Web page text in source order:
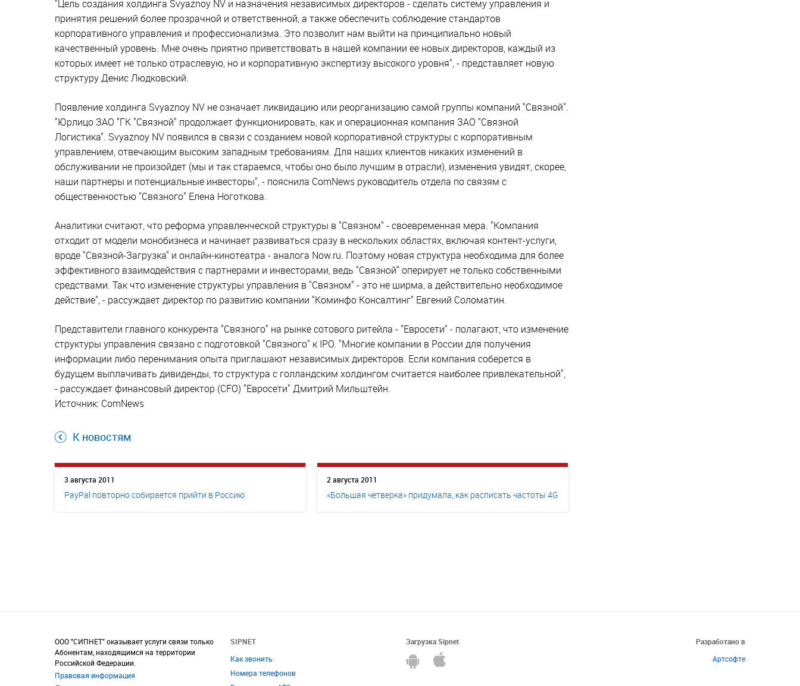
"Цель создания холдинга Svyaznoy NV и назначения независимых директоров - сделать систему управления и
принятия решений более прозрачной и ответственной, а также обеспечить соблюдение стандартов
корпоративного управления и профессионализма. Это позволит нам выйти на принципиально новый
качественный уровень. Мне очень приятно приветствовать в нашей компании ее новых директоров, каждый из
которых имеет не только отраслевую, но и корпоративную экспертизу высокого уровня", - представляет новую
структуру Денис Людковский.
Появление холдинга Svyaznoy NV не означает ликвидацию или реорганизацию самой группы компаний "Связной".
"Юрлицо ЗАО "ГК "Связной" продолжает функционировать, как и операционная компания ЗАО "Связной
Логистика". Svyaznoy NV появился в связи с созданием новой корпоративной структуры с корпоративным
управлением, отвечающим высоким западным требованиям. Для наших клиентов никаких изменений в
обслуживании не произойдет (мы и так стараемся, чтобы оно было лучшим в отрасли), изменения увидят, скорее,
наши партнеры и потенциальные инвесторы", - пояснила ComNews руководитель отдела по связям с
общественностью "Связного" Елена Ноготкова.
Аналитики считают, что реформа управленческой структуры в "Связном" - своевременная мера. "Компания
отходит от модели монобизнеса и начинает развиваться сразу в нескольких областях, включая контент-услуги,
вроде "Связной-Загрузка" и онлайн-кинотеатра - аналога Now.ru. Поэтому новая структура необходима для более
эффективного взаимодействия с партнерами и инвесторами, ведь "Связной" оперирует не только собственными
средствами. Так что изменение структуры управления в "Связном" - это не ширма, а действительно необходимое
действие", - рассуждает директор по развитию компании "Коминфо Консалтинг" Евгений Соломатин.
Представители главного конкурента "Связного" на рынке сотового ритейла - "Евросети" - полагают, что изменение
структуры управления связано с подготовкой "Связного" к IPO. "Многие компании в России для получения
информации либо перенимания опыта приглашают независимых директоров. Если компания соберется в
будущем выплачивать дивиденды, то структура с голландским холдингом считается наиболее привлекательной",
- рассуждает финансовый директор (CFO) "Евросети" Дмитрий Мильштейн.
Источник: ComNews
К новостям
3 августа 2011
PayPal повторно собирается прийти в Россию
2 августа 2011
«Большая четверка» придумала, как расписать частоты 4G
ООО "СИПНЕТ" оказывает услуги связи только
Абонентам, находящимся на территории
Российской Федерации.
Правовая информация
SIPNET
Как звонить
Номера телефонов
Загрузка Sipnet
Разработано в
Артсофте